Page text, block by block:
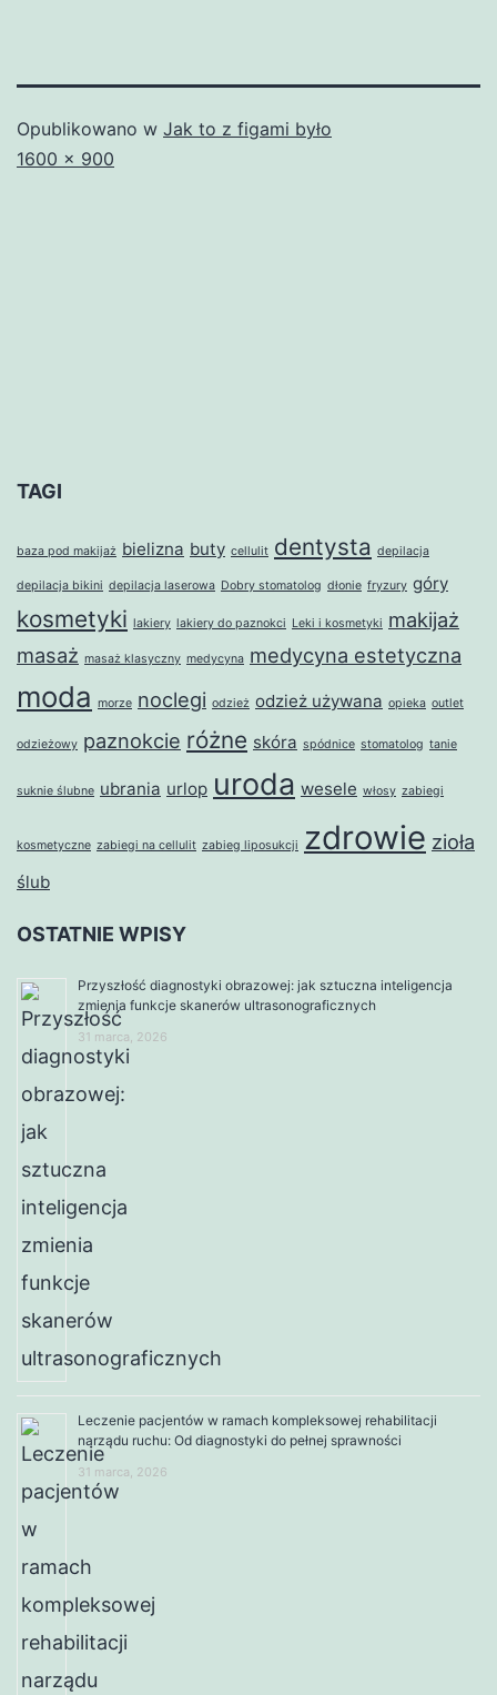
Opublikowano w Jak to z figami było
Pełny
1600 × 900
TAGI
baza pod makijaż bielizna buty cellulit dentysta depilacja
depilacja bikini depilacja laserowa Dobry stomatolog dłonie fryzury góry
kosmetyki lakiery lakiery do paznokci Leki i kosmetyki makijaż
masaż masaż klasyczny medycyna medycyna estetyczna
moda morze noclegi odzież odzież używana opieka outlet
odzieżowy paznokcie różne skóra spódnice stomatolog tanie
suknie ślubne ubrania urlop uroda wesele włosy zabiegi
kosmetyczne zabiegi na cellulit zabieg liposukcji zdrowie zioła
ślub
OSTATNIE WPISY
Przyszłość diagnostyki obrazowej: jak sztuczna inteligencja
zmienia funkcje skanerów ultrasonograficznych
31 marca, 2026
Leczenie pacjentów w ramach kompleksowej rehabilitacji
narządu ruchu: Od diagnostyki do pełnej sprawności
31 marca, 2026